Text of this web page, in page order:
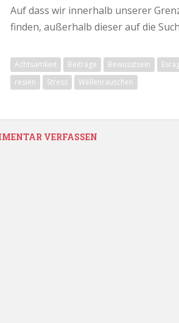
Auf dass wir innerhalb unserer
finden, außerhalb dieser auf die
Achtsamkeit Beiträge Bewusstsein
resien
Stress Wellenrauschen
VERFASSEN